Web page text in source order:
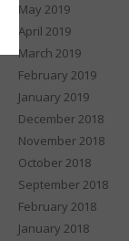
May 2019
April 2019
March 2019
February 2019
January 2019
December 2018
November 2018
October 2018
September 2018
February 2018
January 2018